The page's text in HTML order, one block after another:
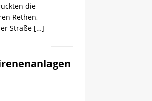
die
Rethen,
Straße […]